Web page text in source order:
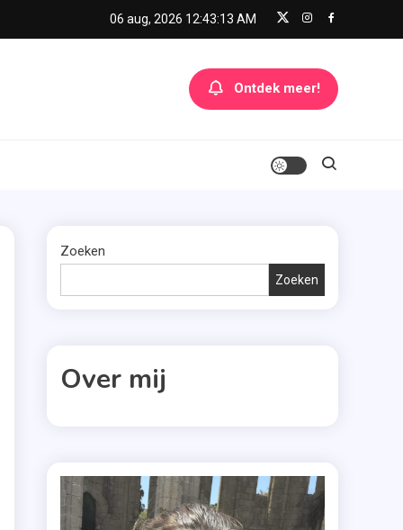
06 aug, 2026 12:43:14 AM
Ontdek meer!
Zoeken
Zoeken
Over mij